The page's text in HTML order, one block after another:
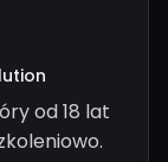
od 18 lat